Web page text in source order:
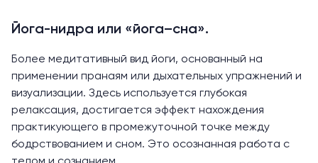
Йога-нидра или «йога–сна».
Более медитативный вид йоги, основанный на
применении пранаям или дыхательных упражнений и
визуализации. Здесь используется глубокая
релаксация, достигается эффект нахождения
практикующего в промежуточной точке между
бодрствованием и сном. Это осознанная работа с